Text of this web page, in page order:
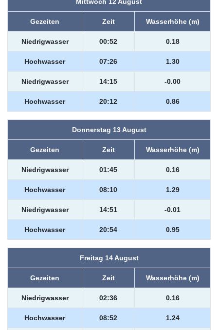
Gezeiten Zeit Wasserhöhe (m)
Niedrigwasser 00:52 0.18
Hochwasser 07:26 1.30
Niedrigwasser 14:15 -0.00
Hochwasser 20:12 0.86
Donnerstag 13 August
Gezeiten Zeit Wasserhöhe (m)
Niedrigwasser 01:45 0.16
Hochwasser 08:10 1.29
Niedrigwasser 14:51 -0.01
Hochwasser 20:54 0.95
Freitag 14 August
Gezeiten Zeit Wasserhöhe (m)
Niedrigwasser 02:36 0.16
Hochwasser 08:52 1.24